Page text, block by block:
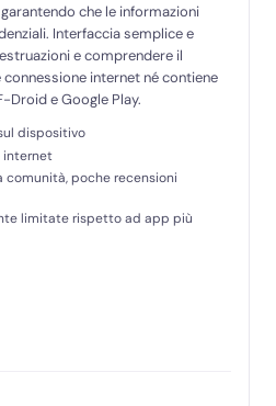
che le informazioni
Interfaccia semplice e
e comprendere il
internet né contiene
Droid e Google Play.
dispositivo
internet
poche recensioni
limitate rispetto ad app più